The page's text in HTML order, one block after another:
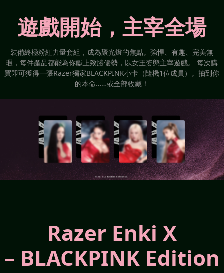
遊戲開始，主宰全場
裝備終極粉紅力量套組，成為聚光燈的焦點。強悍、有趣、完美無
瑕，每件產品都能為你獻上致勝優勢，以女王姿態主宰遊戲。 每次購
買即可獲得一張Razer獨家BLACKPINK小卡（隨機1位成員）。抽到你
的本命……或全部收藏！
Razer Enki X
– BLACKPINK Edition